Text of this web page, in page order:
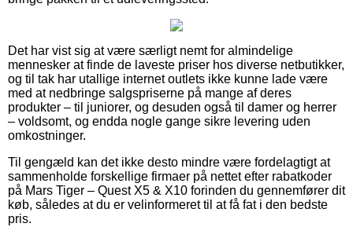
Det har vist sig at være særligt nemt for almindelige
mennesker at finde de laveste priser hos diverse netbutikker,
og til tak har utallige internet outlets ikke kunne lade være
med at nedbringe salgspriserne på mange af deres
produkter – til juniorer, og desuden også til damer og herrer
– voldsomt, og endda nogle gange sikre levering uden
omkostninger.
Til gengæld kan det ikke desto mindre være fordelagtigt at
sammenholde forskellige firmaer på nettet efter rabatkoder
på Mars Tiger – Quest X5 & X10 forinden du gennemfører dit
køb, således at du er velinformeret til at få fat i den bedste
pris.